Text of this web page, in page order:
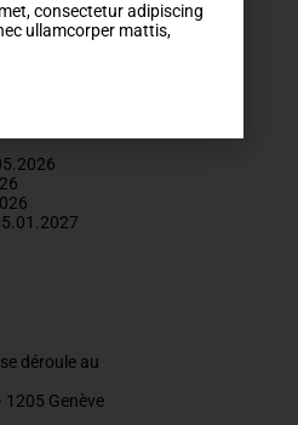
déroule au
1205 Genève
consectetur adipiscing
ullamcorper mattis,